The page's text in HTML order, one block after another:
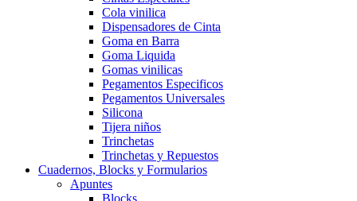
Cola vinilica
Dispensadores de Cinta
Goma en Barra
Goma Liquida
Gomas vinilicas
Pegamentos Especificos
Pegamentos Universales
Silicona
Tijera niños
Trinchetas
Trinchetas y Repuestos
Cuadernos, Blocks y Formularios
Apuntes
Blocks